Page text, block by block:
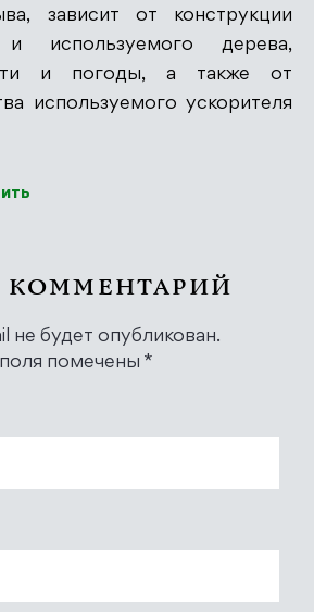
зависит от конструкции
и используемого дерева,
и погоды, а также от
используемого ускорителя
КОММЕНТАРИЙ
не будет опубликован.
помечены *